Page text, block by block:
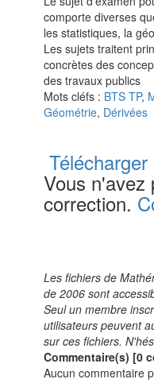
comporte diverses
les statistiques, la
Les sujets traitent
concrètes des
des travaux publics
Mots cléfs : BTS TP,
Géométrie, Dérivées
Vous n'avez
correction.
Les fichiers de
de 2006 sont
Seul un membre
utilisateurs peuvent
sur ces fichiers.
Commentaire(s) [0
Aucun commentaire